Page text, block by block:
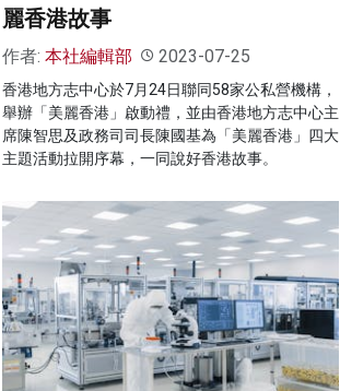
麗香港故事
作者: 本社編輯部 2023-07-25
香港地方志中心於7月24日聯同58家公私營機構，
舉辦「美麗香港」啟動禮，並由香港地方志中心主
席陳智思及政務司司長陳國基為「美麗香港」四大
主題活動拉開序幕，一同說好香港故事。